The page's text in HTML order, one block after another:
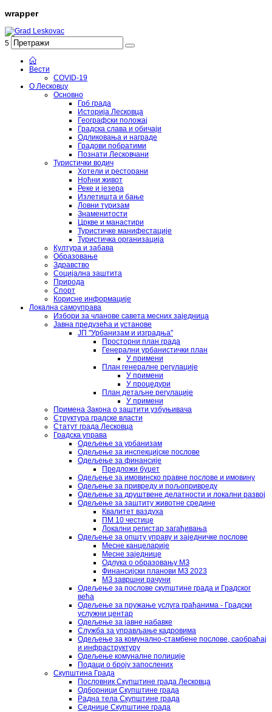
wrapper
5
Вести
COVID-19
О Лесковцу
Основно
Грб града
Историја Лесковца
Географски положај
Градска слава и обичаји
Одликовања и награде
Градови побратими
Познати Лесковчани
Туристички водич
Хотели и ресторани
Ноћни живот
Реке и језера
Излетишта и бање
Ловни туризам
Знаменитости
Цркве и манастири
Туристичке манифестације
Туристичка организација
Култура и забава
Образовање
Здравство
Социјална заштита
Природа
Спорт
Корисне информације
Локална самоуправа
Избори за чланове савета месних заједница
Јавна предузећа и установе
ЈП "Урбанизам и изградња"
Просторни план града
Генерални урбанистички план
У примени
План генералне регулације
У примени
У процедури
План детаљне регулације
У примени
Примена Закона о заштити узбуњивача
Структура градске власти
Статут града Лесковца
Градска управа
Одељење за урбанизам
Одељење за инспекцијске послове
Одељење за финансије
Предложи буџет
Одељење за имовинско правне послове и имовину
Одељење за привреду и пољопривреду
Одељење за друштвене делатности и локални развој
Одељење за заштиту животне средине
Квалитет ваздуха
ПМ 10 честице
Локални регистар загађивања
Одељење за општу управу и заједничке послове
Месне канцеларије
Месне заједнице
Одлука о образовању МЗ
Финансијски планови МЗ 2023
МЗ завршни рачуни
Одељење за послове скупштине града и Градског
већа
Одељење за пружање услуга грађанима - Градски
услужни центар
Одељење за јавне набавке
Служба за управљање кадровима
Одељење за комунално-стамбене послове, саобраћај
и инфраструктуру
Одељење комуналне полиције
Подаци о броју запослених
Скупштина Града
Пословник Скупштине града Лесковца
Одборници Скупштине града
Радна тела Скупштине града
Седнице Скупштине града